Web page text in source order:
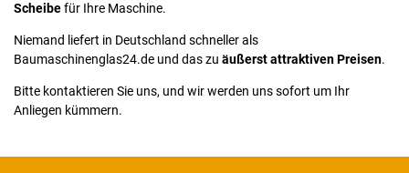
Scheibefür Ihre Maschine.
Niemand liefert in Deutschland schneller als
Baumaschinenglas24.de und das zu äußerst attraktiven Preisen.
Bitte kontaktieren Sie uns, und wir werden uns sofort um Ihr
Anliegen kümmern.